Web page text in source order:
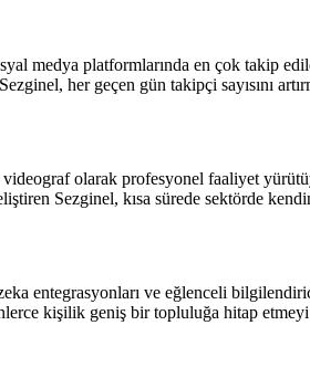
medya platformlarında en çok takip
her geçen gün takipçi sayısını
olarak profesyonel faaliyet
Sezginel, kısa sürede sektörde
entegrasyonları ve eğlenceli
kişilik geniş bir topluluğa hitap etmeyi